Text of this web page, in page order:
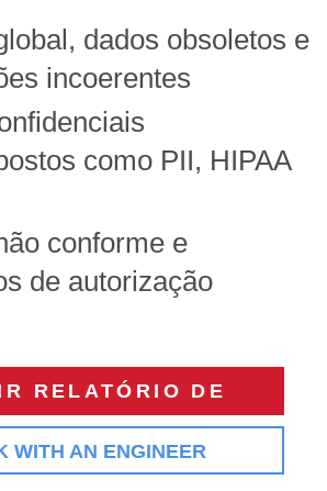
dados obsoletos e
incoerentes
como PII, HIPAA
conforme e
de autorização
RELATÓRIO DE
WITH AN ENGINEER